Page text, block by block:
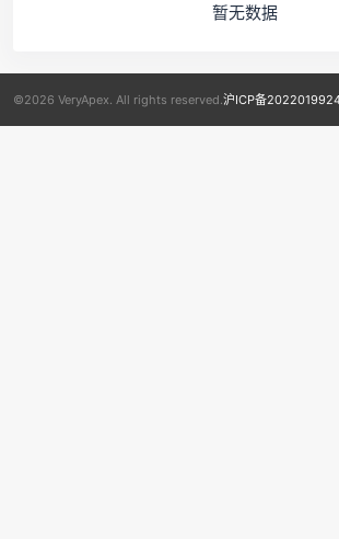
暂无数据
©2026 VeryApex. All rights reserved. 沪ICP备